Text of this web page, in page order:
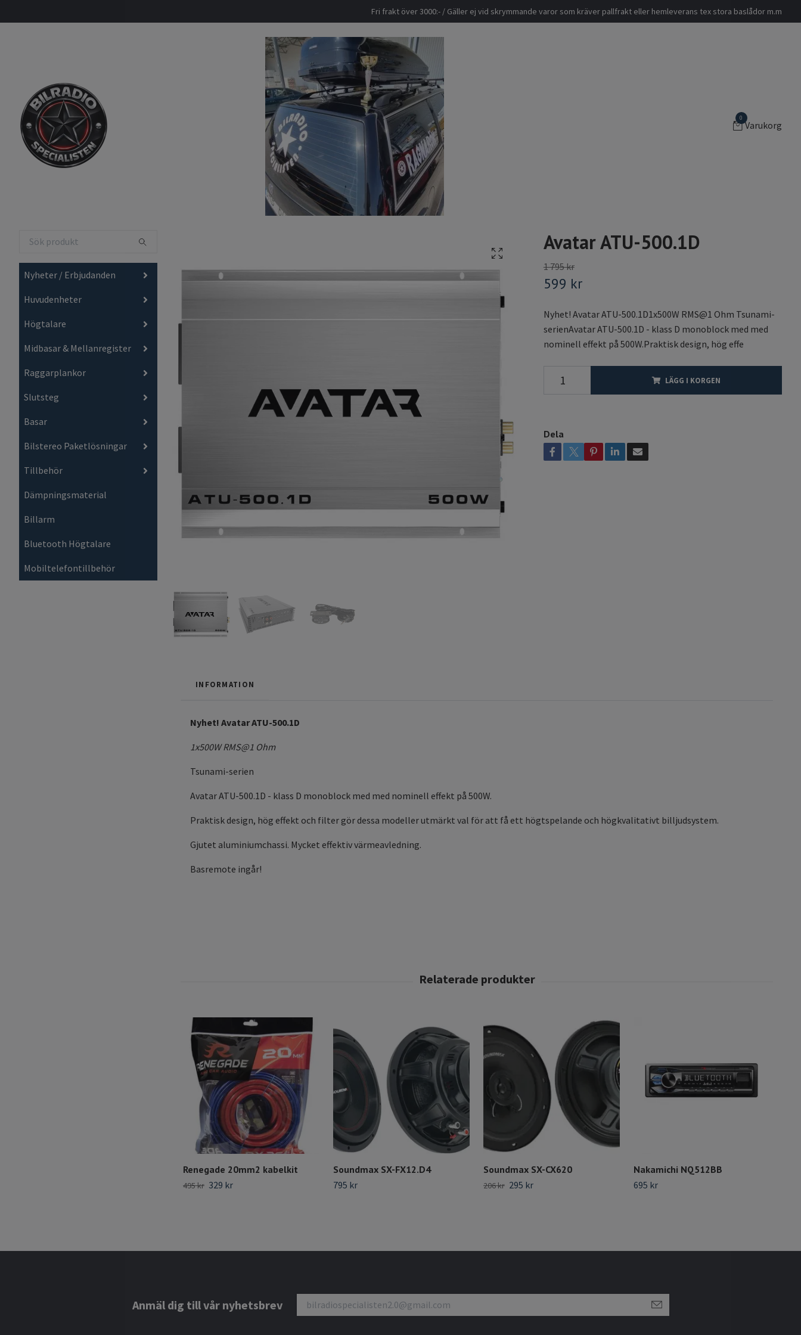
Fri frakt över 3000:- / Gäller ej vid skrymmande varor som kräver pallfrakt eller hemleverans tex stora baslådor m.m
0
Varukorg
Nyheter / Erbjudanden
Huvudenheter
Högtalare
Midbasar & Mellanregister
Raggarplankor
Slutsteg
Basar
Bilstereo Paketlösningar
Tillbehör
Dämpningsmaterial
Billarm
Bluetooth Högtalare
Mobiltelefontillbehör
Avatar ATU-500.1D
1 795 kr
599 kr
Nyhet! Avatar ATU-500.1D1x500W RMS@1 Ohm Tsunami-
serienAvatar ATU-500.1D - klass D monoblock med med
nominell effekt på 500W.Praktisk design, hög effe
LÄGG I KORGEN
Dela
INFORMATION
Nyhet! Avatar ATU-500.1D
1x500W RMS@1 Ohm
Tsunami-serien
Avatar ATU-500.1D - klass D monoblock med med nominell effekt på 500W.
Praktisk design, hög effekt och filter gör dessa modeller utmärkt val för att få ett högtspelande och högkvalitativt billjudsystem.
Gjutet aluminiumchassi. Mycket effektiv värmeavledning.
Basremote ingår!
Renegade 20mm2 kabelkit
495 kr 329 kr
Soundmax SX-FX12.D4
795 kr
Soundmax SX-CX620
206 kr 295 kr
Nakamichi NQ512BB
695 kr
Anmäl dig till vår nyhetsbrev